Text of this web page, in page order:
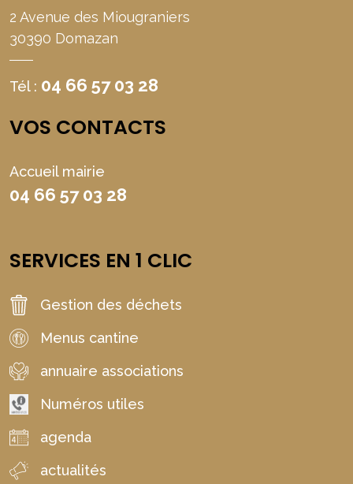
2 Avenue des Miougraniers
30390 Domazan
Tél : 04 66 57 03 28
VOS CONTACTS
Accueil mairie
04 66 57 03 28
SERVICES EN 1 CLIC
Gestion des déchets
Menus cantine
annuaire associations
Numéros utiles
agenda
actualités